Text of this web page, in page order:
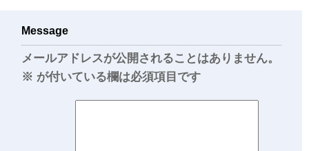
Message
メールアドレスが公開されることはありません。
※ が付いている欄は必須項目です